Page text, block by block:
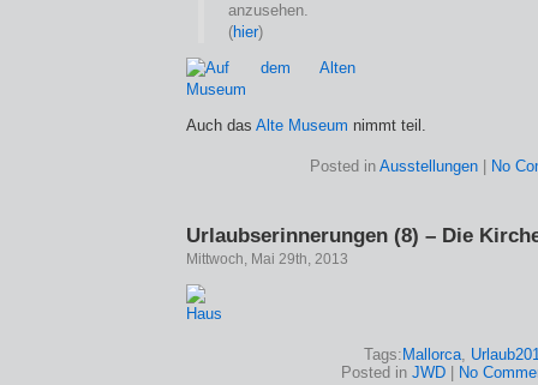
anzusehen.
(hier)
Auch das Alte Museum nimmt teil.
Posted in Ausstellungen| No
Urlaubserinnerungen (8) – Die
Mittwoch, Mai 29th, 2013
Tags: Mallorca,
Posted in JWD No